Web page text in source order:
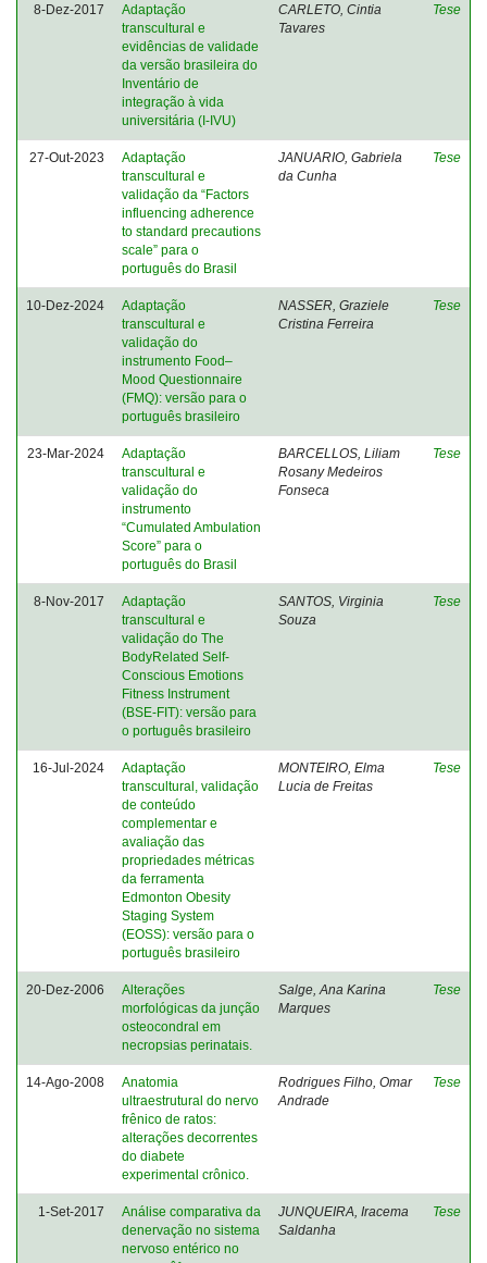
8-Dez-2017
Adaptação
transcultural e
evidências de validade
da versão brasileira do
Inventário de
integração à vida
universitária (I-IVU)
CARLETO, Cintia
Tavares
Tese
27-Out-2023
Adaptação
transcultural e
validação da “Factors
influencing adherence
to standard precautions
scale” para o
português do Brasil
JANUARIO, Gabriela
da Cunha
Tese
10-Dez-2024
Adaptação
transcultural e
validação do
instrumento Food–
Mood Questionnaire
(FMQ): versão para o
português brasileiro
NASSER, Graziele
Cristina Ferreira
Tese
23-Mar-2024
Adaptação
transcultural e
validação do
instrumento
“Cumulated Ambulation
Score” para o
português do Brasil
BARCELLOS, Liliam
Rosany Medeiros
Fonseca
Tese
8-Nov-2017
Adaptação
transcultural e
validação do The
BodyRelated Self-
Conscious Emotions
Fitness Instrument
(BSE-FIT): versão para
o português brasileiro
SANTOS, Virginia
Souza
Tese
16-Jul-2024
Adaptação
transcultural, validação
de conteúdo
complementar e
avaliação das
propriedades métricas
da ferramenta
Edmonton Obesity
Staging System
(EOSS): versão para o
português brasileiro
MONTEIRO, Elma
Lucia de Freitas
Tese
20-Dez-2006
Alterações
morfológicas da junção
osteocondral em
necropsias perinatais.
Salge, Ana Karina
Marques
Tese
14-Ago-2008
Anatomia
ultraestrutural do nervo
frênico de ratos:
alterações decorrentes
do diabete
experimental crônico.
Rodrigues Filho, Omar
Andrade
Tese
1-Set-2017
Análise comparativa da
denervação no sistema
nervoso entérico no
JUNQUEIRA, Iracema
Saldanha
Tese